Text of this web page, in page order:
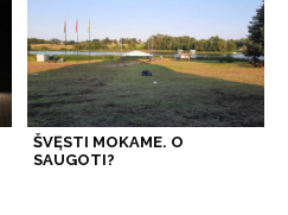
ŠVĘSTI MOKAME. O
SAUGOTI?